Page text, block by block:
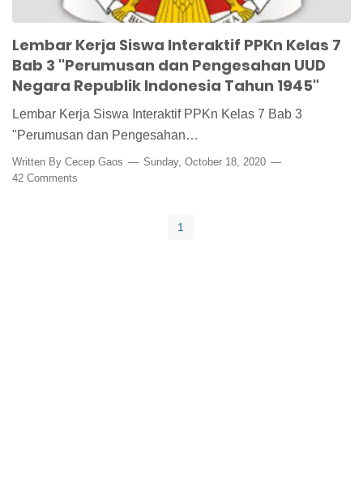
Lembar Kerja Siswa Interaktif PPKn Kelas 7
Bab 3 "Perumusan dan Pengesahan UUD
Negara Republik Indonesia Tahun 1945"
Lembar Kerja Siswa Interaktif PPKn Kelas 7 Bab 3
"Perumusan dan Pengesahan…
Written By Cecep Gaos
Sunday, October 18, 2020
42 Comments
1